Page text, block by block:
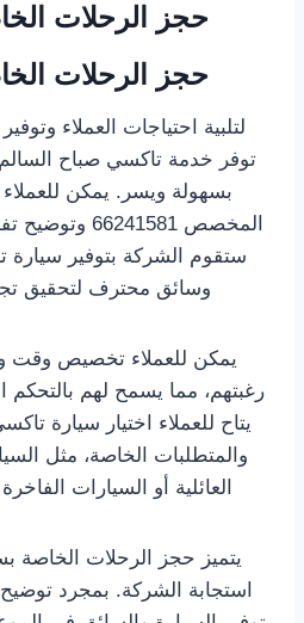
حجز الرحلات
حجز الرحلات
لتلبية احتياجات العملاء
توفر خدمة تاكسي صباح
بسهولة ويسر. يمكن
المخصص
ستقوم الشركة بتوفير
وسائق محترف لتحقيق
يمكن للعملاء تخصيص وقت
رغبتهم، مما يسمح لهم بالتحكم
يتاح للعملاء اختيار سيارة
والمتطلبات الخاصة، مثل
العائلية أو السيارات
يتميز حجز الرحلات الخاصة
استجابة الشركة. بمجرد توضيح